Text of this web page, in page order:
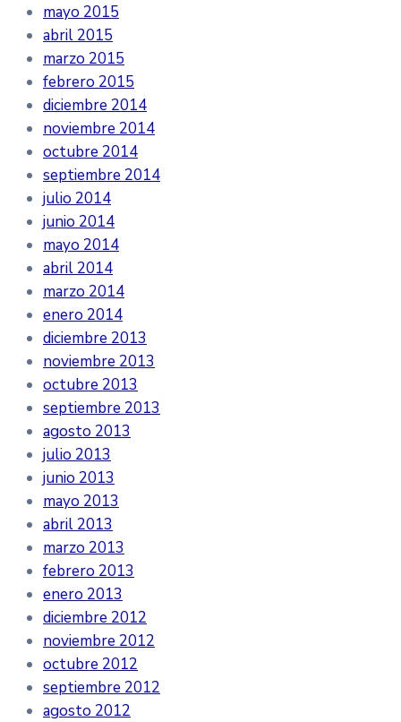
mayo 2015
abril 2015
marzo 2015
febrero 2015
diciembre 2014
noviembre 2014
octubre 2014
septiembre 2014
julio 2014
junio 2014
mayo 2014
abril 2014
marzo 2014
enero 2014
diciembre 2013
noviembre 2013
octubre 2013
septiembre 2013
agosto 2013
julio 2013
junio 2013
mayo 2013
abril 2013
marzo 2013
febrero 2013
enero 2013
diciembre 2012
noviembre 2012
octubre 2012
septiembre 2012
agosto 2012